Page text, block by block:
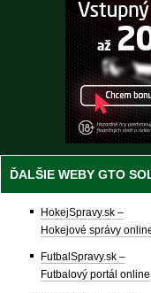
ĎALŠIE WEBY GTO
HokejSpravy.sk –
Hokejové správy
FutbalSpravy.sk –
Futbalový portál online